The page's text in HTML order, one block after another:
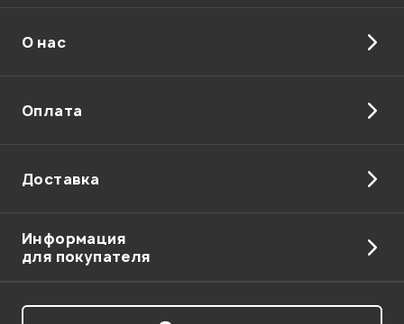
О нас
Оплата
Доставка
Информация
для покупателя